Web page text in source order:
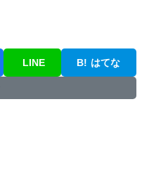
LINE B! はてな